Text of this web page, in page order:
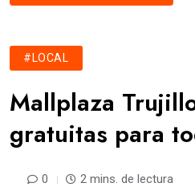
#LOCAL
Mallplaza
gratuitas para
0 2 mins. de lectura